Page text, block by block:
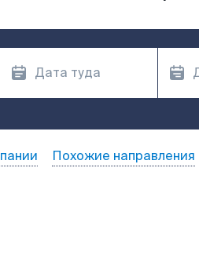
Похожие направления